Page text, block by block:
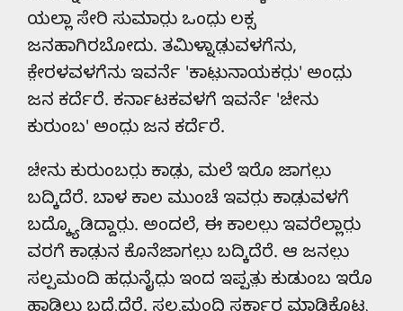
ಯಲ್ಲಾ ಸೇರಿ ಸುಮಾರು಼ ಒಂದು಼ ಲಕ್ಸ
ಜನಹಾಗಿರಬೋದು. ತಮಿಳ್ನಾಡು಼ವಳಗೆನು,
ಕೇ಼ರಳವಳಗೆನು ಇವರ್ನೆ 'ಕಾಟು಼ನಾಯಕರು಼' ಅಂದು಼
ಜನ ಕರ್ದೆರೆ. ಕರ್ನಾಟಕವಳಗೆ ಇವರ್ನೆ 'ಜೇನು
ಕುರುಂಬ' ಅಂದು಼ ಜನ ಕರ್ದೆರೆ.
ಜೇನು ಕುರುಂಬರು಼ ಕಾಡು಼, ಮಲೆ ಇರೊ ಜಾಗಲು಼
ಬದ್ಕಿದೆರೆ. ಬಾಳ ಕಾಲ ಮುಂಚೆ ಇವರು಼ ಕಾಡು಼ವಳಗೆ
ಬದ್ಕ್ಯೊಡಿದ್ದಾರು಼. ಅಂದಲೆ, ಈ ಕಾಲಲು಼ ಇವರೆಲ್ಲಾರು಼
ವರಗೆ ಕಾಡು಼ನ ಕೊನೆಜಾಗಲು಼ ಬದ್ಕಿದೆರೆ. ಆ ಜನಲು಼
ಸಲ್ಪಮಂದಿ ಹದು಼ನೈದು಼ ಇಂದ ಇಪ್ಪತು಼ ಕುಡುಂಬ ಇರೊ
ಹಾಡಿಲು಼ ಬದ್ಕೆದೆರೆ. ಸಲ್ಪಮಂದಿ ಸರ್ಕಾರ ಮಾಡಿಕೊಟ್ಟ